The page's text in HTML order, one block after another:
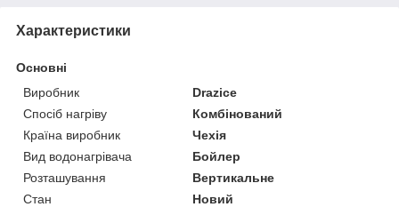
Характеристики
Основні
Виробник
Drazice
Спосіб нагріву
Комбінований
Країна виробник
Чехія
Вид водонагрівача
Бойлер
Розташування
Вертикальне
Стан
Новий